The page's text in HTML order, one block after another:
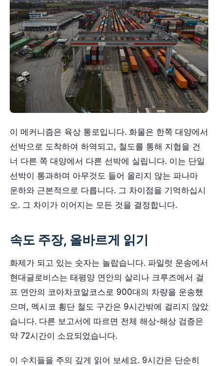
이 메커니즘은 육상 통로입니다. 화물은 한쪽 대양에서
선박으로 도착하여 하역되고, 철도를 통해 지협을 건
너 다른 쪽 대양에서 다른 선박에 실립니다. 이는 단일
선박이 통과하며 아무것도 들어 올리지 않는 파나마
운하와 근본적으로 다릅니다. 그 차이점을 기억하십시
오. 그 차이가 이어지는 모든 것을 결정합니다.
속도 주장, 올바르게 읽기
화제가 되고 있는 숫자는 놀랍습니다. 파일럿 운송에서
현대글로비스는 태평양 연안의 살리나 크루즈에서 걸
프 연안의 코아차코알코스로 900대의 차량을 운송했
으며, 멕시코 횡단 철도 구간은 9시간밖에 걸리지 않았
습니다. 다른 보고서에 따르면 전체 해상-해상 검증은
약 72시간이 소요되었습니다.
이 수치들을 주의 깊게 읽어 보세요. 9시간은 단순히